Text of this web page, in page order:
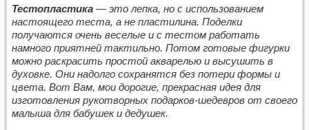
Тестопластика — это лепка, но с использованием
настоящего теста, а не пластилина. Поделки
получаются очень веселые и с тестом работать
намного приятней тактильно. Потом готовые фигурки
можно раскрасить простой акварелью и высушить в
духовке. Они надолго сохранятся без потери формы и
цвета. Вот Вам, мои дорогие, прекрасная идея для
изготовления рукотворных подарков-шедевров от своего
малыша для бабушек и дедушек.